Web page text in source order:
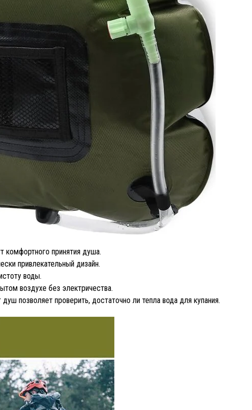
комфортного принятия душа.
привлекательный дизайн.
воды.
воздухе без электричества.
позволяет проверить, достаточно ли тепла вода для купания.